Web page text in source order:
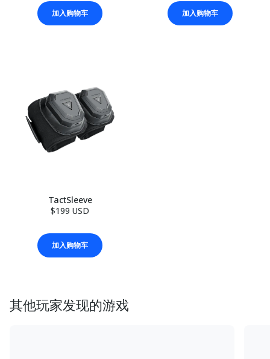
加入购物车 加入购物车
TactSleeve
$199 USD
加入购物车
其他玩家发现的游戏